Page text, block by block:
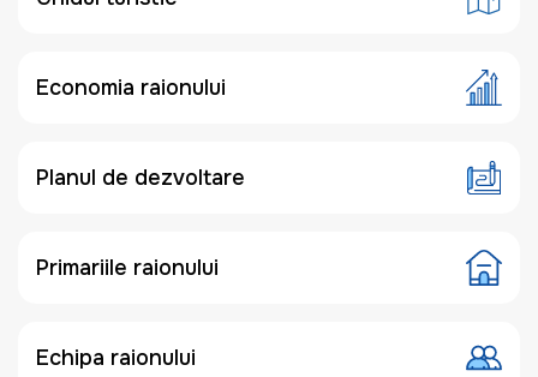
Economia raionului
Planul de dezvoltare
Primariile raionului
Echipa raionului